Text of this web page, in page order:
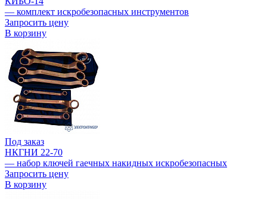
— комплект искробезопасных инструментов
Запросить цену
В корзину
Под заказ
НКГНИ 22-70
— набор ключей гаечных накидных искробезопасных
Запросить цену
В корзину